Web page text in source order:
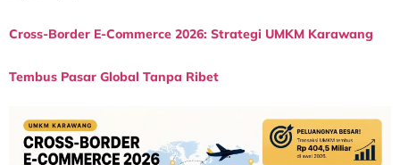
Cross-Border E-Commerce 2026: Strategi UMKM Karawang
Tembus Pasar Global Tanpa Ribet